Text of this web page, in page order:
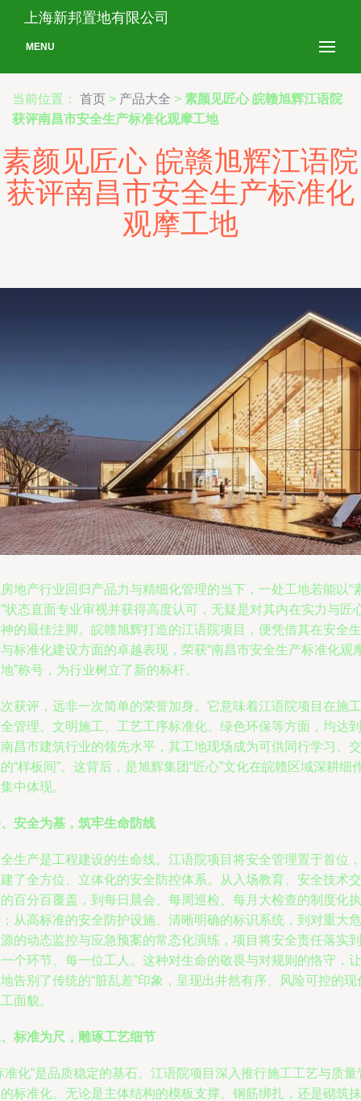
上海新邦置地有限公司
MENU
当前位置： 首页 > 产品大全 > 素颜见匠心 皖赣旭辉江语院
获评南昌市安全生产标准化观摩工地
素颜见匠心 皖赣旭辉江语院
获评南昌市安全生产标准化
观摩工地
地产行业回归产品力与精细化管理的当下，一处工地若能以“
状态直面专业审视并获得高度认可，无疑是对其内在实力与匠
的最佳注脚。皖赣旭辉打造的江语院项目，便凭借其在安全生
标准化建设方面的卓越表现，荣获“南昌市安全生产标准化观
”称号，为行业树立了新的标杆。
获评，远非一次简单的荣誉加身。它意味着江语院项目在施工
管理、文明施工、工艺工序标准化、绿色环保等方面，均达到
昌市建筑行业的领先水平，其工地现场成为可供同行学习、交
“样板间”。这背后，是旭辉集团“匠心”文化在皖赣区域深耕细
中体现。
安全为基，筑牢生命防线
生产是工程建设的生命线。江语院项目将安全管理置于首位，
了全方位、立体化的安全防控体系。从入场教育、安全技术交
百分百覆盖，到每日晨会、每周巡检、每月大检查的制度化执
从高标准的安全防护设施、清晰明确的标识系统，到对重大危
的动态监控与应急预案的常态化演练，项目将安全责任落实到
个环节、每一位工人。这种对生命的敬畏与对规则的恪守，让
告别了传统的“脏乱差”印象，呈现出井然有序、风险可控的现
面貌。
标准为尺，雕琢工艺细节
准化”是品质稳定的基石。江语院项目深入推行施工工艺与质量
标准化。无论是主体结构的模板支撑、钢筋绑扎，还是砌筑抹